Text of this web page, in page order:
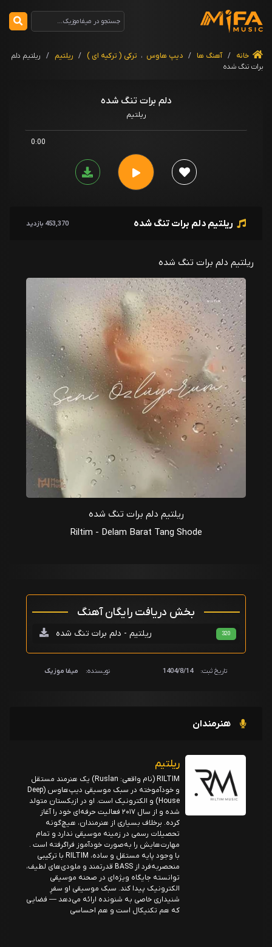
خانه / آهنگ ها / دیپ هاوس ، ترکی ( ترکیه ای ) / ریلتیم /
ریلتیم دلم
برات تنگ شده
دلم برات تنگ شده
ریلتیم
0:00
ریلتیم دلم برات تنگ شده 453,370 بازدید
ریلتیم دلم برات تنگ شده
ریلتیم دلم برات تنگ شده
Riltim - Delam Barat Tang Shode
بخش دریافت رایگان آهنگ
ریلتیم - دلم برات تنگ شده 320
تاریخ ثبت: 1404/8/14 نویسنده: میفا موزیک
هنرمندان
ریلتیم
RILTIM (نام واقعی: Ruslan) یک هنرمند مستقل
و خودآموخته در سبک موسیقی دیپ‌هاوس (Deep
House) و الکترونیک است. او در ازبکستان متولد
شده و از سال ۲۰۱۷ فعالیت حرفه‌ای خود را آغاز
کرده. برخلاف بسیاری از هنرمندان، هیچ‌گونه
تحصیلات رسمی در زمینه موسیقی ندارد و تمام
مهارت‌هایش را به‌صورت خودآموز فراگرفته است .
با وجود پایه مستقل و ساده، RILTIM با ترکیبی
منحصربه‌فرد از BASS قدرتمند و ملودی‌های لطیف،
توانسته جایگاه ویژه‌ای در صحنه موسیقی
الکترونیک پیدا کند. سبک موسیقی او سفرِ
شنیداری خاصی به شنونده ارائه می‌دهد — فضایی
که هم تکنیکال است و هم احساسی